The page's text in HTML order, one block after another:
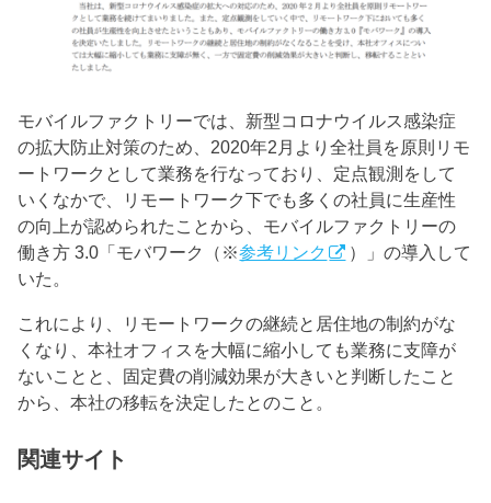
モバイルファクトリーでは、新型コロナウイルス感染症
の拡大防止対策のため、2020年2月より全社員を原則リモ
ートワークとして業務を行なっており、定点観測をして
いくなかで、リモートワーク下でも多くの社員に生産性
の向上が認められたことから、モバイルファクトリーの
働き方 3.0「モバワーク（※参考リンク
）」の導入して
いた。
これにより、リモートワークの継続と居住地の制約がな
くなり、本社オフィスを大幅に縮小しても業務に支障が
ないことと、固定費の削減効果が大きいと判断したこと
から、本社の移転を決定したとのこと。
関連サイト